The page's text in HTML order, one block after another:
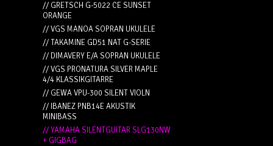
// GRETSCH G-5022 CE SUNSET
ORANGE
// VGS MANOA SOPRAN UKULELE
// TAKAMINE GD51 NAT G-SERIE
// DIMAVERY E/A SOPRAN UKULELE
// VGS PRONATURA SILVER MAPLE
4/4 KLASSIKGITARRE
// GEWA VPU-300 SILENT VIOLN
// IBANEZ PNB14E AKUSTIK
MINIBASS
// YAMAHA SILENTGUITAR SLG130NW
+ GIGBAG